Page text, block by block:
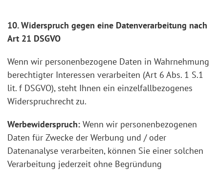
10. Widerspruch gegen eine Datenverarbeitung nach
Art 21 DSGVO
Wenn wir personenbezogene Daten in Wahrnehmung
berechtigter Interessen verarbeiten (Art 6 Abs. 1 S.1
lit. f DSGVO), steht Ihnen ein einzelfallbezogenes
Widerspruchrecht zu.
Werbewiderspruch: Wenn wir personenbezogenen
Daten für Zwecke der Werbung und / oder
Datenanalyse verarbeiten, können Sie einer solchen
Verarbeitung jederzeit ohne Begründung